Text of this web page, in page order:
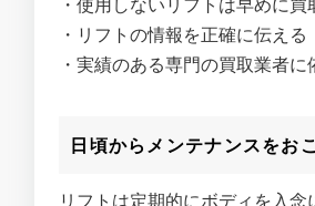
・リフトの情報を正確に伝える
・実績のある専門の買取業者に
日頃からメンテナンスをお
リフトは定期的にボディを入念